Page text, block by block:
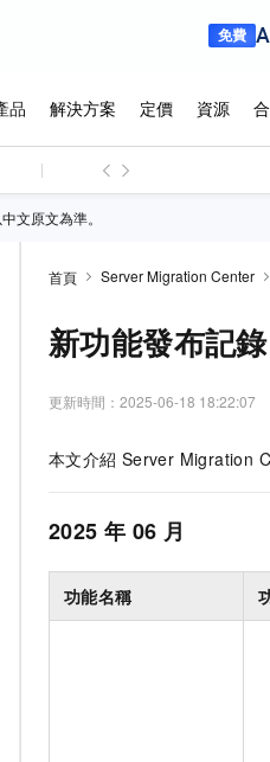
文原文為準。
首頁 Server Migration Center
新功能發布記錄
更新時間： 2025-06-18 18:22:07
本文介紹 Server Migration
2025 年 06 月
功能名稱